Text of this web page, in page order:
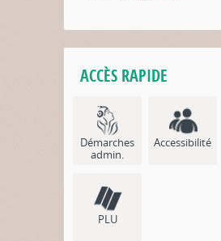
ACCÈS RAPIDE
Démarches
admin.
Accessibilité
PLU